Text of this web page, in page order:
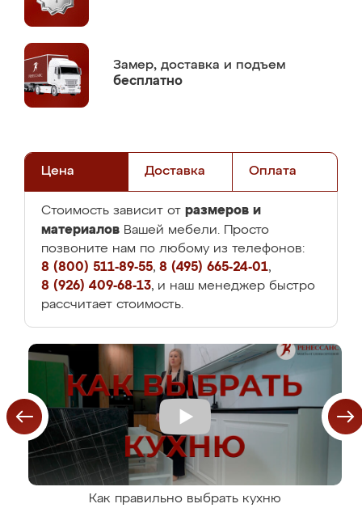
Замер, доставка и подъем
бесплатно
Цена Доставка Оплата
Стоимость зависит от размеров и
материалов Вашей мебели. Просто
позвоните нам по любому из телефонов:
8 (800) 511-89-55, 8 (495) 665-24-01,
8 (926) 409-68-13, и наш менеджер быстро
рассчитает стоимость.
Как правильно выбрать кухню